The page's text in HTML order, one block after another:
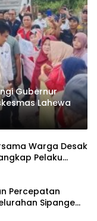
Gubernur
Lahewa
Warga Desak
Pelaku
Truk PT KAP
Percepatan
Sipange